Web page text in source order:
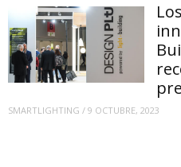
SMARTLIGHTING / 9 OCTUBRE, 2023